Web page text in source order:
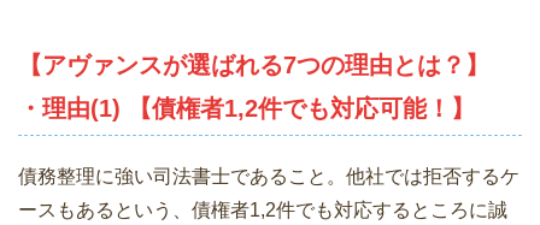
【アヴァンスが選ばれる7つの理由とは？】
・理由(1) 【債権者1,2件でも対応可能！】
債務整理に強い司法書士であること。他社では拒否するケ
ースもあるという、債権者1,2件でも対応するところに誠